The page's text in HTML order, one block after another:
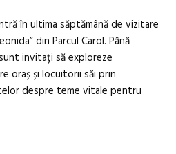
în ultima săptămână de vizitare
din Parcul Carol. Până
invitați să exploreze
oraș și locuitorii săi prin
despre teme vitale pentru